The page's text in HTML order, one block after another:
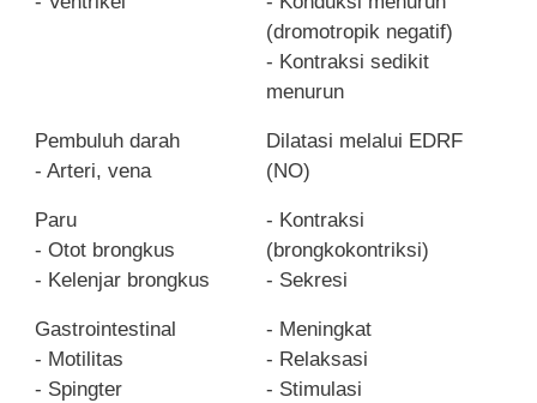
(dromotropik negatif)
- Kontraksi sedikit
menurun
Pembuluh darah
- Arteri, vena
Dilatasi melalui EDRF
(NO)
Paru
- Otot brongkus
- Kelenjar brongkus
- Kontraksi
(brongkokontriksi)
- Sekresi
Gastrointestinal
- Motilitas
- Spingter
- Meningkat
- Relaksasi
- Stimulasi